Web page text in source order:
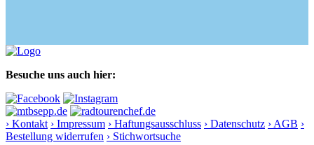
Besuche uns auch hier:
› Kontakt › Impressum › Haftungsausschluss › Datenschutz › AGB ›
Bestellung widerrufen › Stichwortsuche